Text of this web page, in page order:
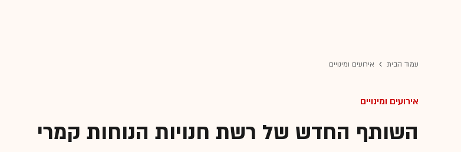
עמוד הבית אירועים ומינויים
אירועים ומינויים
השותף החדש של רשת חנויות הנוחות קמרי